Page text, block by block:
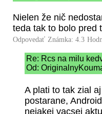
Nielen že nič
teda tak to bolo pred
Odpovedať Známka: 4.3
Re: Rcs na milu
Od:
A plati to tak zial
postarane,
nejakej vacsej